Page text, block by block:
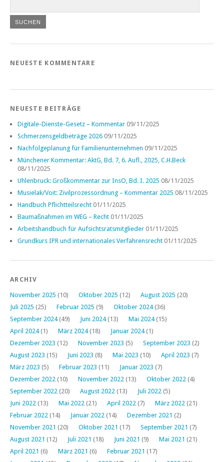
NEUESTE KOMMENTARE
NEUESTE BEITRÄGE
Digitale-Dienste-Gesetz – Kommentar 09/11/2025
Schmerzensgeldbeträge 2026 09/11/2025
Nachfolgeplanung für Familienunternehmen 09/11/2025
Münchener Kommentar: AktG, Bd. 7, 6. Aufl., 2025, C.H.Beck
08/11/2025
Uhlenbruck: Großkommentar zur InsO, Bd. I. 2025 08/11/2025
Musielak/Voit: Zivilprozessordnung – Kommentar 2025 08/11/2025
Handbuch Pflichtteilsrecht 01/11/2025
Baumaßnahmen im WEG – Recht 01/11/2025
Arbeitshandbuch für Aufsichtsratsmitglieder 01/11/2025
Grundkurs IPR und internationales Verfahrensrecht 01/11/2025
ARCHIV
November 2025 (10) Oktober 2025 (12) August 2025 (20)
Juli 2025 (25) Februar 2025 (9) Oktober 2024(36)
September 2024(49) Juni 2024(13) Mai 2024(15)
April 2024(1) März 2024(18) Januar 2024(1)
Dezember 2023 (12) November 2023 (5) September 2023 (2)
August 2023 (15) Juni 2023 (8) Mai 2023 (10) April 2023 (7)
März 2023 (5) Februar 2023 (11) Januar 2023 (7)
Dezember 2022 (10) November 2022 (13) Oktober 2022 (4)
September 2022 (20) August 2022 (13) Juli 2022 (5)
Juni 2022 (13) Mai 2022 (21) April 2022 (7) März 2022 (21)
Februar 2022 (14) Januar 2022 (14) Dezember 2021 (2)
November 2021 (20) Oktober 2021 (17) September 2021 (7)
August 2021 (12) Juli 2021 (18) Juni 2021 (9) Mai 2021 (21)
April 2021 (6) März 2021 (6) Februar 2021 (17)